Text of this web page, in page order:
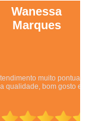
de forma organizada.
justo.